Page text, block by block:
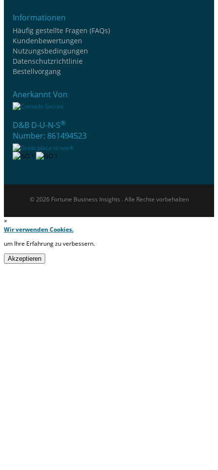
Informationen
Häufig gestellte Fragen (FAQs)
Kundenbewertungen
Nutzungsbedingungen
Datenschutzrichtlinie
Bestellvorgang
Anerkannt Von
D&B D-U-N-S®
Number: 861494523
© 2026 Fortune Business Insights . Alle Rechte vorbehalten
×
Wir verwenden Cookies.
um Ihre Erfahrung zu verbessern.
Akzeptieren